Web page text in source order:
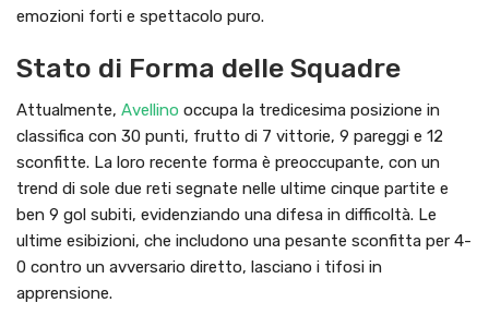
emozioni forti e spettacolo puro.
Stato di Forma delle Squadre
Attualmente, Avellino occupa la tredicesima posizione in
classifica con 30 punti, frutto di 7 vittorie, 9 pareggi e 12
sconfitte. La loro recente forma è preoccupante, con un
trend di sole due reti segnate nelle ultime cinque partite e
ben 9 gol subiti, evidenziando una difesa in difficoltà. Le
ultime esibizioni, che includono una pesante sconfitta per 4-
0 contro un avversario diretto, lasciano i tifosi in
apprensione.